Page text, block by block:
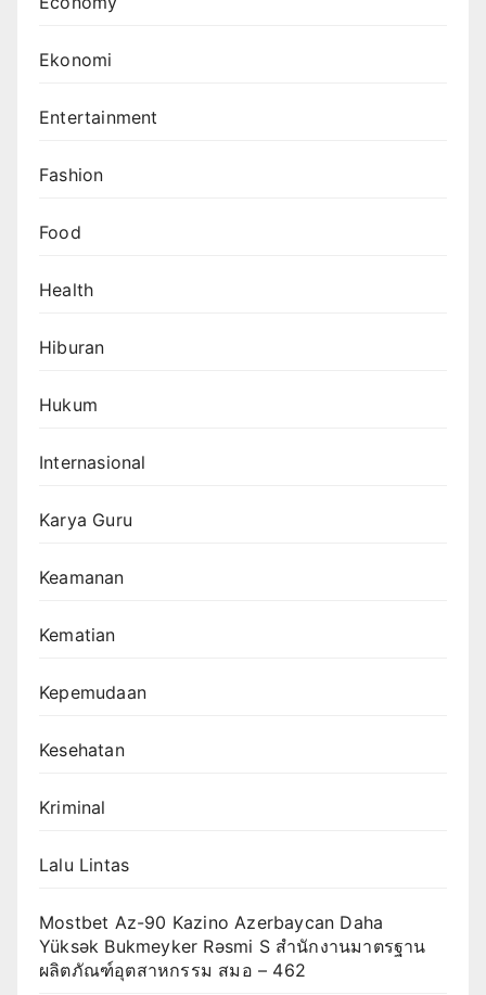
Ekonomi
Entertainment
Fashion
Food
Health
Hiburan
Hukum
Internasional
Karya Guru
Keamanan
Kematian
Kepemudaan
Kesehatan
Kriminal
Lalu Lintas
Mostbet Az-90 Kazino Azerbaycan Daha
Yüksək Bukmeyker Rəsmi S สำนักงานมาตรฐาน
ผลิตภัณฑ์อุตสาหกรรม สมอ – 462